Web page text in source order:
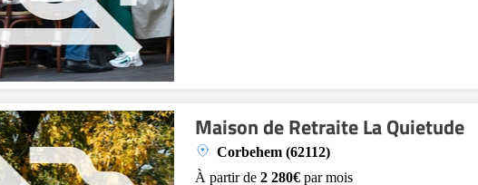
Maison de Retraite La Quietude
Corbehem (62112)
À partir de 2 280€par mois